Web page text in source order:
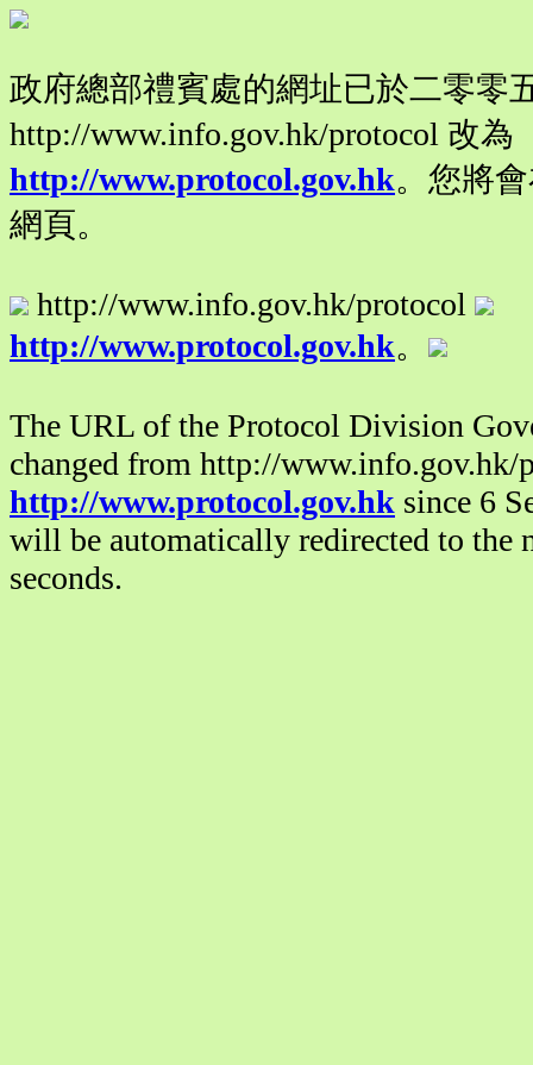
政府總部禮賓處的網址已於二零零
http://www.info.gov.hk/protocol 改為
http://www.protocol.gov.hk。您將
網頁。
http://www.info.gov.hk/protocol
http://www.protocol.gov.hk。
The URL of the Protocol Division
changed from http://www.info.gov.hk/
http://www.protocol.gov.hk since 6
will be automatically redirected to the
seconds.